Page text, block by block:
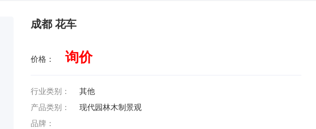
成都 花车
价格： 询价
行业类别：
其他
产品类别：
现代园林木制景观
品牌：